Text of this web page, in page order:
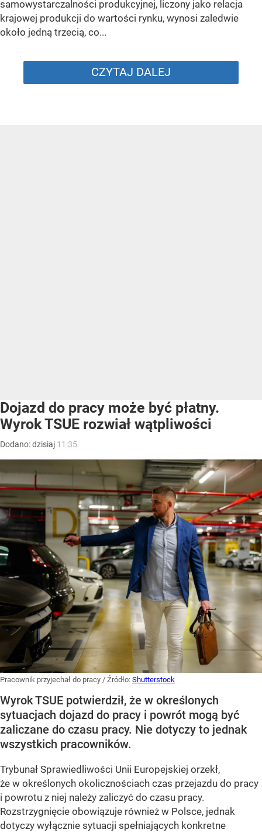
samowystarczalności produkcyjnej, liczony jako relacja
krajowej produkcji do wartości rynku, wynosi zaledwie
około jedną trzecią, co...
CZYTAJ DALEJ
Dojazd do pracy może być płatny.
Wyrok TSUE rozwiał wątpliwości
Dodano:dzisiaj 11:35
Pracownik przyjechał do pracy / Źródło: Shutterstock
Wyrok TSUE potwierdził, że w określonych
sytuacjach dojazd do pracy i powrót mogą być
zaliczane do czasu pracy. Nie dotyczy to jednak
wszystkich pracowników.
Trybunał Sprawiedliwości Unii Europejskiej orzekł,
że w określonych okolicznościach czas przejazdu do pracy
i powrotu z niej należy zaliczyć do czasu pracy.
Rozstrzygnięcie obowiązuje również w Polsce, jednak
dotyczy wyłącznie sytuacji spełniających konkretne